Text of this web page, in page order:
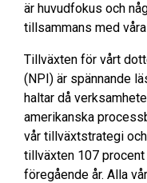
är huvudfokus och
tillsammans med våra
Tillväxten för vårt
(NPI) är spännande
haltar då
amerikanska
vår tillväxtstrategi
tillväxten 107
föregående år. Alla